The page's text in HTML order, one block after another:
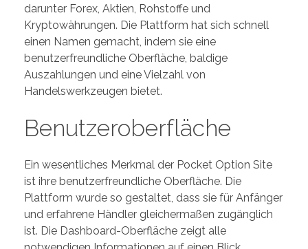
darunter Forex, Aktien, Rohstoffe und
Kryptowährungen. Die Plattform hat sich schnell
einen Namen gemacht, indem sie eine
benutzerfreundliche Oberfläche, baldige
Auszahlungen und eine Vielzahl von
Handelswerkzeugen bietet.
Benutzeroberfläche
Ein wesentliches Merkmal der Pocket Option Site
ist ihre benutzerfreundliche Oberfläche. Die
Plattform wurde so gestaltet, dass sie für Anfänger
und erfahrene Händler gleichermaßen zugänglich
ist. Die Dashboard-Oberfläche zeigt alle